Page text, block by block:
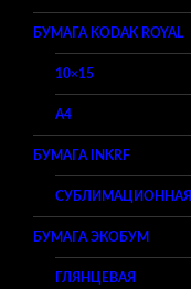
БУМАГА KODAK ROYAL
10×15
A4
БУМАГА INKRF
СУБЛИМАЦИОННАЯ
БУМАГА ЭКОБУМ
ГЛЯНЦЕВАЯ